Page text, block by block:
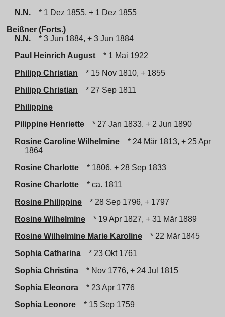
N.N.
* 1 Dez 1855, + 1 Dez 1855
Beißner (Forts.)
N.N.
* 3 Jun 1884, + 3 Jun 1884
Paul Heinrich August
* 1 Mai 1922
Philipp Christian
* 15 Nov 1810, + 1855
Philipp Christian
* 27 Sep 1811
Philippine
Pilippine Henriette
* 27 Jan 1833, + 2 Jun 1890
Rosine Caroline Wilhelmine
* 24 Mär 1813, + 25 Apr
1864
Rosine Charlotte
* 1806, + 28 Sep 1833
Rosine Charlotte
* ca. 1811
Rosine Philippine
* 28 Sep 1796, + 1797
Rosine Wilhelmine
* 19 Apr 1827, + 31 Mär 1889
Rosine Wilhelmine Marie Karoline
* 22 Mär 1845
Sophia Catharina
* 23 Okt 1761
Sophia Christina
* Nov 1776, + 24 Jul 1815
Sophia Eleonora
* 23 Apr 1776
Sophia Leonore
* 15 Sep 1759